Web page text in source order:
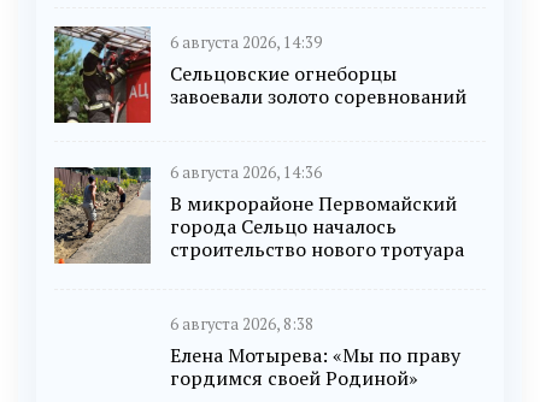
6 августа 2026, 14:39
Сельцовские огнеборцы
завоевали золото соревнований
6 августа 2026, 14:36
В микрорайоне Первомайский
города Сельцо началось
строительство нового тротуара
6 августа 2026, 8:38
Елена Мотырева: «Мы по праву
гордимся своей Родиной»